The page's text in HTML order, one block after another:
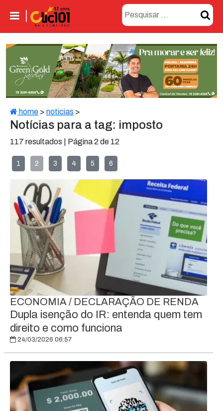
home > noticias >
Notícias para a tag: imposto
117 resultados | Página 2 de 12
1 2 3 4 5 6
ECONOMIA / DECLARAÇÃO DE RENDA
Dupla isenção do IR: entenda quem tem
direito e como funciona
24/03/2026 06:57